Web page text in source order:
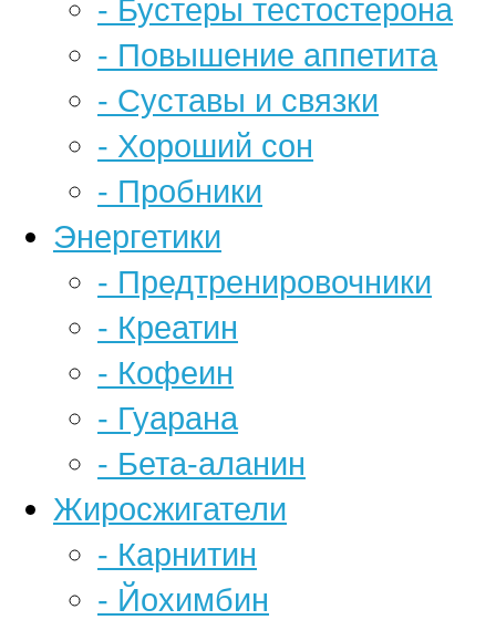
- Бустеры тестостерона
- Повышение аппетита
- Суставы и связки
- Хороший сон
- Пробники
Энергетики
- Предтренировочники
- Креатин
- Кофеин
- Гуарана
- Бета-аланин
Жиросжигатели
- Карнитин
- Йохимбин